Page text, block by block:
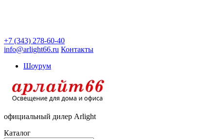
+7 (343) 278-60-40
info@arlight66.ru Контакты
Шоурум
официальный дилер Arlight
Каталог